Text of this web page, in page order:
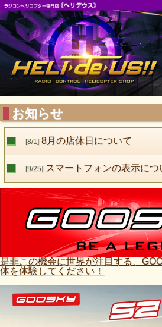
お知らせ
[8/1]8月の店休日について
[9/25]スマートフォンの表示につ
是非この機会に世界が注目する、
体を体験してください！